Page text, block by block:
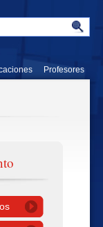
Profesores